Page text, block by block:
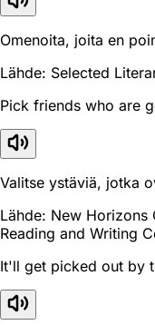
Omenoita, joita en
Lähde: Selected
Pick friends who are
Valitse ystäviä, jotka
Lähde: New Horizons
Reading and Writing
It'll get picked out by